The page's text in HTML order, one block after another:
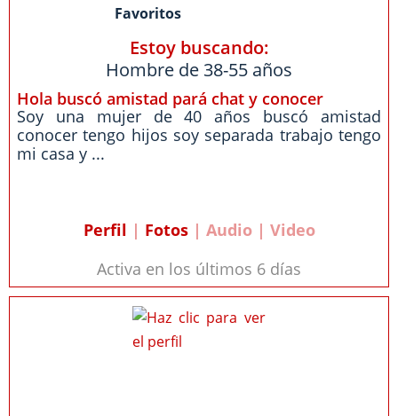
Favoritos
Estoy buscando:
Hombre de 38-55 años
Hola buscó amistad pará chat y conocer
Soy una mujer de 40 años buscó amistad
conocer tengo hijos soy separada trabajo tengo
mi casa y ...
Perfil | Fotos| Audio | Video
Activa en los últimos 6 días